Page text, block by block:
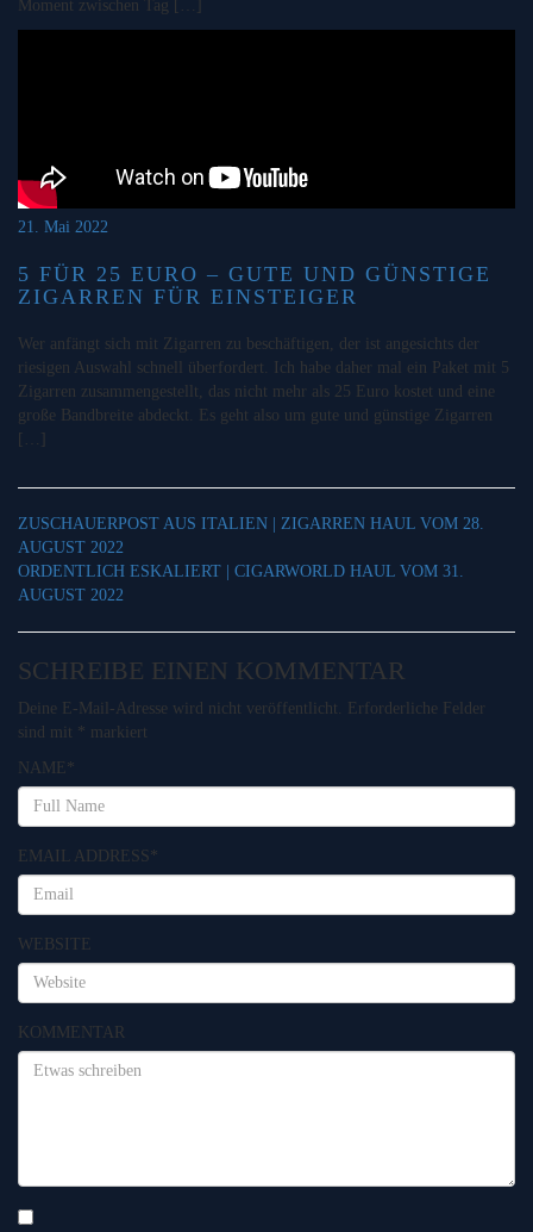
Moment zwischen Tag […]
21. Mai 2022
5 FÜR 25 EURO – GUTE UND GÜNSTIGE
ZIGARREN FÜR EINSTEIGER
Wer anfängt sich mit Zigarren zu beschäftigen, der ist angesichts der
riesigen Auswahl schnell überfordert. Ich habe daher mal ein Paket mit 5
Zigarren zusammengestellt, das nicht mehr als 25 Euro kostet und eine
große Bandbreite abdeckt. Es geht also um gute und günstige Zigarren
ZUSCHAUERPOST AUS ITALIEN | ZIGARREN HAUL VOM 28.
AUGUST 2022
ORDENTLICH ESKALIERT | CIGARWORLD HAUL VOM 31.
AUGUST 2022
SCHREIBE EINEN KOMMENTAR
Deine E-Mail-Adresse wird nicht veröffentlicht.
Erforderliche Felder
sind mit * markiert
NAME *
EMAIL ADDRESS*
WEBSITE
KOMMENTAR